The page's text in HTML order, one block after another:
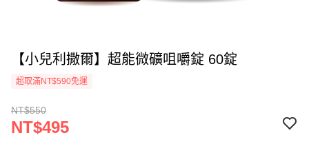
【小兒利撒爾】超能微礦咀嚼錠 60錠
超取滿NT$590免運
NT$550
NT$495